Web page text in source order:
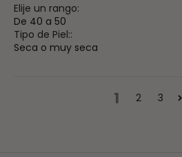
Elije un rango:
De 40 a 50
Tipo de Piel::
Seca o muy seca
1 2 3